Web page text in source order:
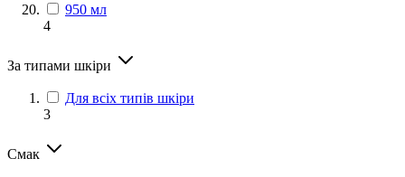
950 мл
4
За типами шкіри
Для всіх типів шкіри
3
Смак